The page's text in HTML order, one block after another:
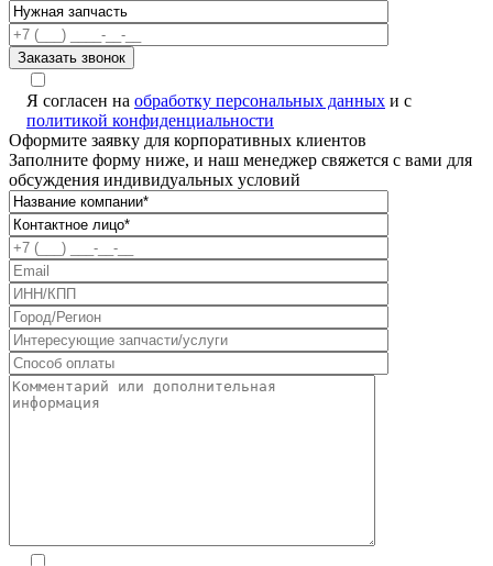
Я согласен на обработку персональных данных и с
политикой конфиденциальности
Оформите заявку для корпоративных клиентов
Заполните форму ниже, и наш менеджер свяжется с вами для
обсуждения индивидуальных условий